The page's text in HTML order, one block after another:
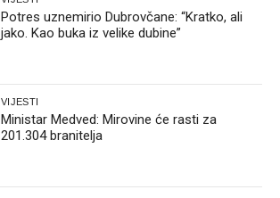
Potres uznemirio Dubrovčane: “Kratko, ali
jako. Kao buka iz velike dubine”
VIJESTI
Ministar Medved: Mirovine će rasti za
201.304 branitelja